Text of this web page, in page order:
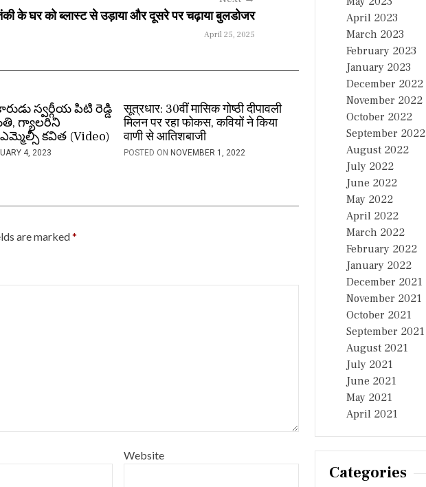
के घर को ब्लास्ट से उड़ाया और दूसरे पर चढ़ाया बुलडोजर
April 25, 2025
స్వర్గీయ పిటి రెడ్డి
గ్యాలరిని
కవిత (Video)
4, 2023
सूत्रधार: 30वीं मासिक गोष्ठी दीपावली
मिलन पर रहा फोकस, कवियों ने किया
वाणी से आतिशबाजी
POSTED ON NOVEMBER 1, 2022
are marked*
Website
April 2023
March 2023
February 2023
January 2023
December 2022
November 2022
October 2022
September 2022
August 2022
July 2022
June 2022
May 2022
April 2022
March 2022
February 2022
January 2022
December 2021
November 2021
October 2021
September 2021
August 2021
July 2021
June 2021
May 2021
April 2021
Categories